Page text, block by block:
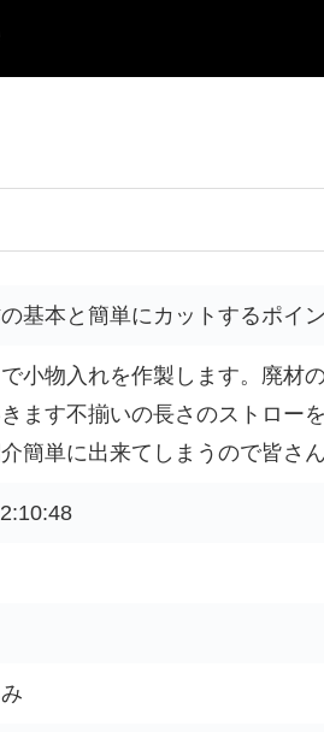
基本と簡単にカットするポイ
小物入れを作製します。廃材
ます不揃いの長さのストロー
簡単に出来てしまうので皆さ